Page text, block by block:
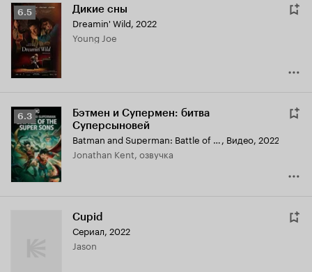
Рейтинг
Кинопоиска
6.5
6.5 Дикие сны
Dreamin' Wild, 2022
Young Joe
Рейтинг
Кинопоиска
6.3
6.3
Бэтмен и Супермен: битва
Суперсыновей
Batman and Superman: Battle of the Super Sons, Видео, 2022
Jonathan Kent, озвучка
Cupid
Сериал, 2022
Jason